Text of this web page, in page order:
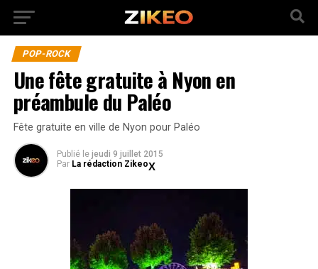
POP-ROCK
Une fête gratuite à Nyon en
préambule du Paléo
Fête gratuite en ville de Nyon pour Paléo
Publié le jeudi 9 juillet 2015
Par La rédaction Zikeo